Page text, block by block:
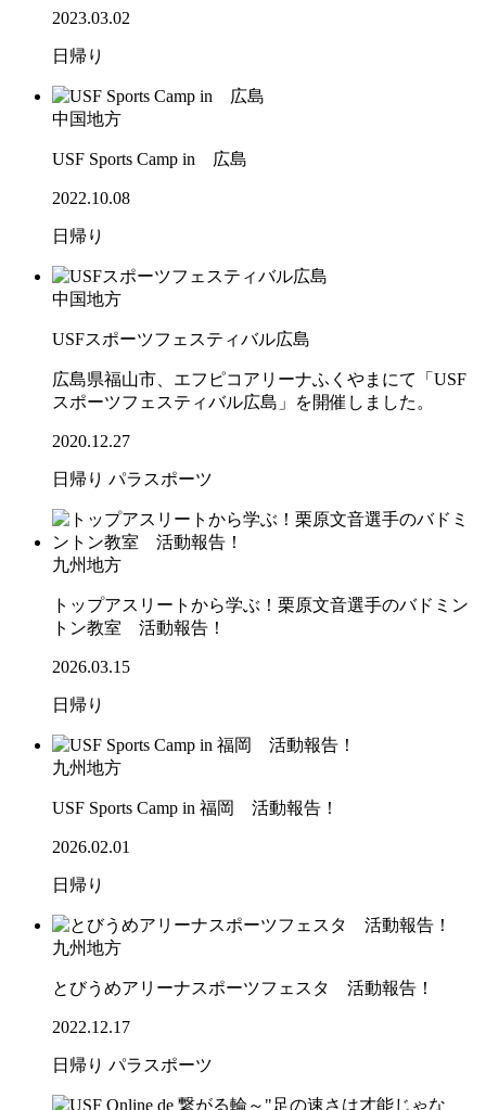
2023.03.02
日帰り
中国地方
USF Sports Camp in 広島
2022.10.08
日帰り
中国地方
USFスポーツフェスティバル広島
広島県福山市、エフピコアリーナふくやまにて「USF
スポーツフェスティバル広島」を開催しました。
2020.12.27
日帰り パラスポーツ
九州地方
トップアスリートから学ぶ！栗原文音選手のバドミン
トン教室 活動報告！
2026.03.15
日帰り
九州地方
USF Sports Camp in 福岡 活動報告！
2026.02.01
日帰り
九州地方
とびうめアリーナスポーツフェスタ 活動報告！
2022.12.17
日帰り パラスポーツ